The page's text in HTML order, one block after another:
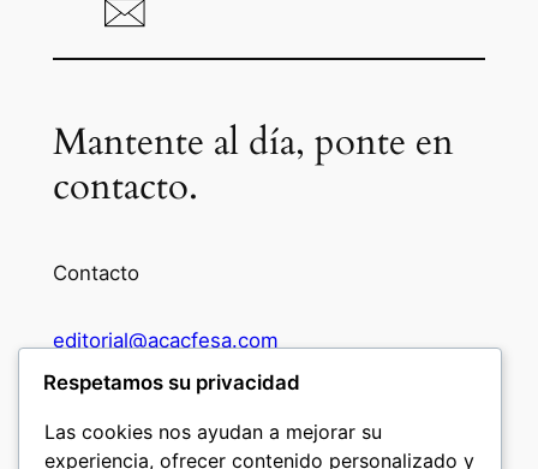
Mantente al día, ponte en
contacto.
Contacto
editorial@acacfesa.com
Respetamos su privacidad
Las cookies nos ayudan a mejorar su
experiencia, ofrecer contenido personalizado y